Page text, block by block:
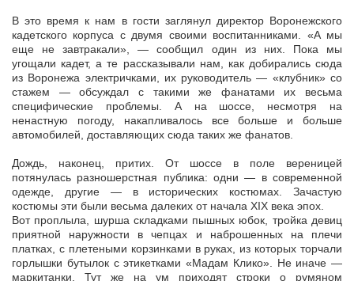
В это время к нам в гости заглянул директор Воронежского
кадетского корпуса с двумя своими воспитанниками. «А мы
еще не завтракали», — сообщил один из них. Пока мы
угощали кадет, а те рассказывали нам, как добирались сюда
из Воронежа электричками, их руководитель — «клубник» со
стажем — обсуждал с такими же фанатами их весьма
специфические проблемы. А на шоссе, несмотря на
ненастную погоду, накапливалось все больше и больше
автомобилей, доставляющих сюда таких же фанатов.
Дождь, наконец, притих. От шоссе в поле вереницей
потянулась разношерстная публика: одни — в современной
одежде, другие — в исторических костюмах. Зачастую
костюмы эти были весьма далеких от начала XIX века эпох.
Вот проплыла, шурша складками пышных юбок, тройка девиц
приятной наружности в чепцах и наброшенных на плечи
платках, с плетеными корзинками в руках, из которых торчали
горлышки бутылок с этикетками «Мадам Клико». Не иначе —
маркитанки. Тут же на ум приходят строки о румяном